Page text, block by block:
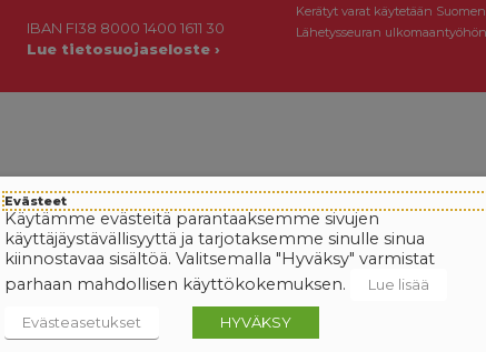
IBAN FI38 8000 1400 1611 30
Lue tietosuojaseloste ›
Kerätyt varat käytetään Suomen
Lähetysseuran
Evästeet
Käytämme evästeitä parantaaksemme sivujen
käyttäjäystävällisyyttä ja tarjotaksemme sinulle sinua
kiinnostavaa sisältöä. Valitsemalla "Hyväksy" varmistat
parhaan mahdollisen käyttökokemuksen.
Lue lisää
Evästeasetukset HYVÄKSY